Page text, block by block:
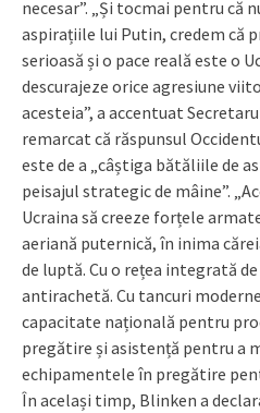
necesar”. „Și tocmai pentru că
aspirațiile lui Putin, credem că
serioasă și o pace reală este o
descurajeze orice agresiune
acesteia”, a accentuat
remarcat că răspunsul
este de a „câștiga bătăliile de
peisajul strategic de mâine”.
Ucraina să creeze forțele
aeriană puternică, în inima
de luptă. Cu o rețea integrată
antirachetă. Cu tancuri
capacitate națională pentru
pregătire și asistență pentru a
echipamentele în pregătire
În același timp, Blinken a